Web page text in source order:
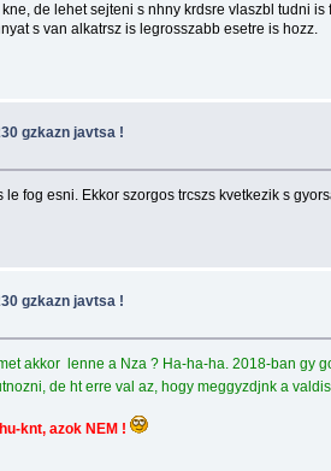
de lehet sejteni s nhny krdsre vlaszbl tudni
s van alkatrsz is legrosszabb esetre is hozz.
gzkazn javtsa !
fog esni. Ekkor szorgos trcszs kvetkezik s
gzkazn javtsa !
akkor lenne a Nza ? Ha-ha-ha. 2018-ban gy
de ht erre val az, hogy meggyzdjnk a
knt, azok NEM !